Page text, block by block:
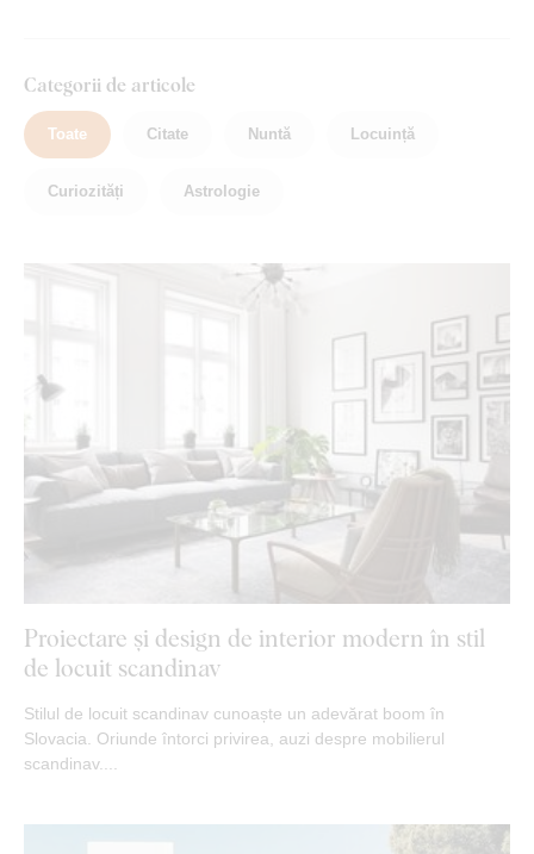
Categorii de articole
Toate Citate Nuntă Locuință
Curiozități Astrologie
Proiectare și design de interior modern în stil
de locuit scandinav
Stilul de locuit scandinav cunoaște un adevărat boom în
Slovacia. Oriunde întorci privirea, auzi despre mobilierul
scandinav....